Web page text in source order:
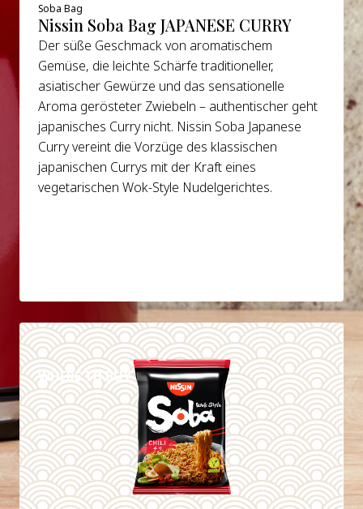
Soba Bag
Nissin Soba Bag JAPANESE CURRY
Der süße Geschmack von aromatischem
Gemüse, die leichte Schärfe traditioneller,
asiatischer Gewürze und das sensationelle
Aroma gerösteter Zwiebeln – authentischer geht
japanisches Curry nicht. Nissin Soba Japanese
Curry vereint die Vorzüge des klassischen
japanischen Currys mit der Kraft eines
vegetarischen Wok-Style Nudelgerichtes.
WHERE TO BUY
DETAILS